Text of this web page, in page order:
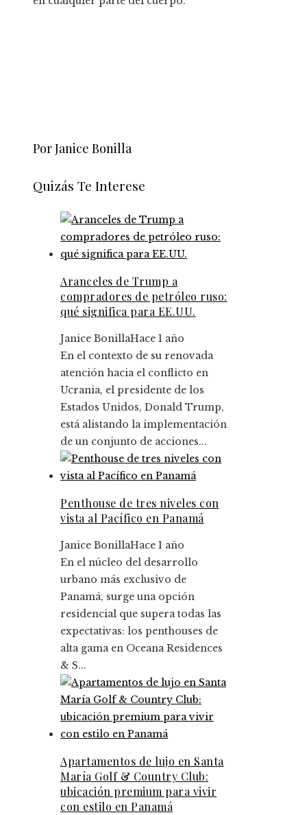
Por Janice Bonilla
Quizás Te Interese
Aranceles de Trump a
compradores de petróleo ruso:
qué significa para EE.UU.
Janice BonillaHace 1 año
En el contexto de su renovada
atención hacia el conflicto en
Ucrania, el presidente de los
Estados Unidos, Donald Trump,
está alistando la implementación
de un conjunto de acciones...
Penthouse de tres niveles con
vista al Pacífico en Panamá
Janice BonillaHace 1 año
En el núcleo del desarrollo
urbano más exclusivo de
Panamá, surge una opción
residencial que supera todas las
expectativas: los penthouses de
alta gama en Oceana Residences
& S...
Apartamentos de lujo en Santa
María Golf & Country Club:
ubicación premium para vivir
con estilo en Panamá